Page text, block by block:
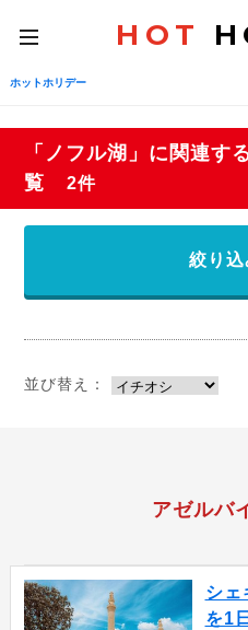
toggle
navigation
HOT
ホットホリデー
「ノフル湖」に関連す
覧
2件
絞り
並び替え：
アゼルバ
シェ
を1